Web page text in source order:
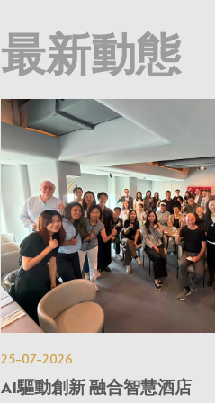
最新動態
25-07-2026
AI驅動創新 融合智慧酒店